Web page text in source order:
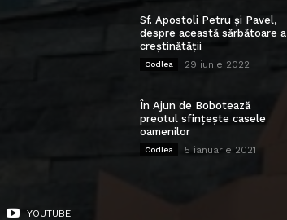
Sf. Apostoli Petru și Pavel,
despre această sărbătoare a
creștinătății
Codlea 29 iunie 2022
În Ajun de Bobotează
preotul sfințește casele
oamenilor
Codlea 5 ianuarie 2021
YOUTUBE